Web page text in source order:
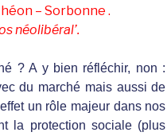
– Sorbonne .
néolibéral’.
? A y bien réfléchir, non :
du marché mais aussi de
un rôle majeur dans nos
la protection sociale (plus